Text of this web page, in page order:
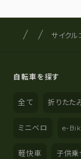
サイト内
サイクルショップナ
サイクル
自転車を探す
全て 折りたた
ミニベロ e-
軽快車 子供